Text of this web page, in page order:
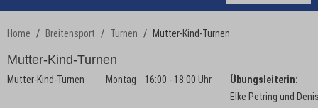
Home Breitensport Turnen Mutter-Kind-Turnen
Mutter-Kind-Turnen
Mutter-Kind-Turnen Montag 16:00 - 18:00 Uhr
Übungsleiterin:
Elke Petring und